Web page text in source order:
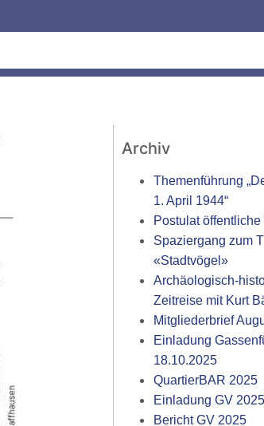
Archiv
Themenführung
1. April 1944“
Postulat öffentliche
Spaziergang zum
«Stadtvögel»
Archäologisch-
Zeitreise mit Kurt
Mitgliederbrief
Einladung
18.10.2025
QuartierBAR 2025
Einladung GV 2025
Bericht GV 2025